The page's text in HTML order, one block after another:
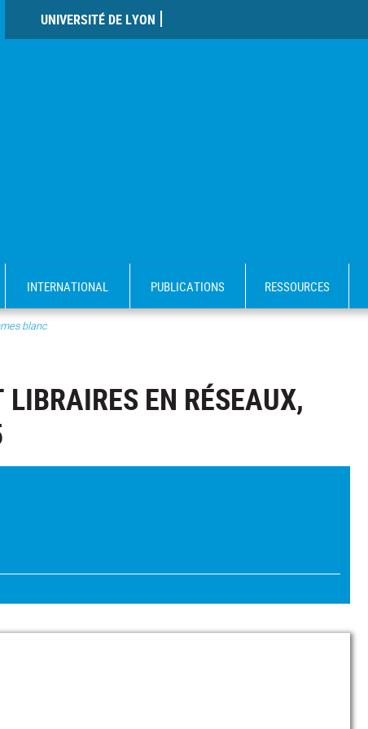
UNIVERSITÉ DE LYON
INTERNATIONAL PUBLICATIONS RESSOURCES
blanc
EN RÉSEAUX,